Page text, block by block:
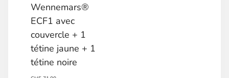
Wennemars®
ECF1 avec
couvercle + 1
tétine jaune + 1
tétine noire